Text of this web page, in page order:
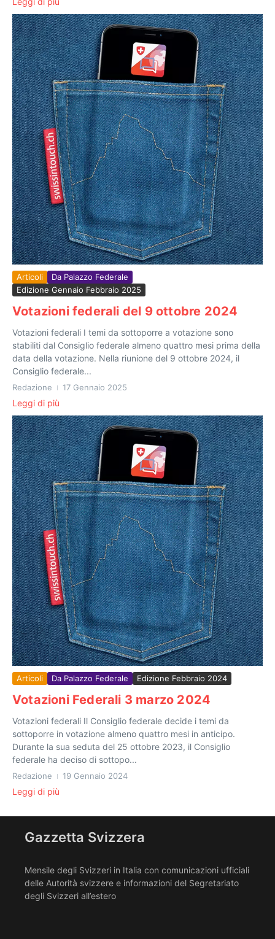
Articoli
Da Palazzo Federale
Edizione Gennaio Febbraio 2025
Votazioni federali del 9 ottobre 2024
Votazioni federali I temi da sottoporre a votazione sono
stabiliti dal Consiglio federale almeno quattro mesi prima della
data della votazione. Nella riunione del 9 ottobre 2024, il
Consiglio federale...
Redazione 17 Gennaio 2025
Leggi di più
Articoli Da Palazzo Federale Edizione Febbraio 2024
Votazioni Federali 3 marzo 2024
Votazioni federali Il Consiglio federale decide i temi da
sottoporre in votazione almeno quattro mesi in anticipo.
Durante la sua seduta del 25 ottobre 2023, il Consiglio
federale ha deciso di sottopo...
Redazione 19 Gennaio 2024
Leggi di più
Gazzetta Svizzera
Mensile degli Svizzeri in Italia con comunicazioni ufficiali
delle Autorità svizzere e informazioni del Segretariato
degli Svizzeri all’estero